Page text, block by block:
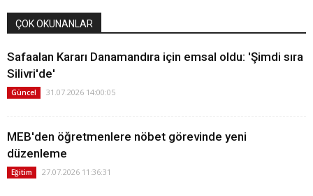
ÇOK OKUNANLAR
Safaalan Kararı Danamandıra için emsal oldu: 'Şimdi sıra
Silivri'de'
Güncel 31.07.2026 14:00:05
MEB'den öğretmenlere nöbet görevinde yeni
düzenleme
Eğitim 27.07.2026 11:36:31